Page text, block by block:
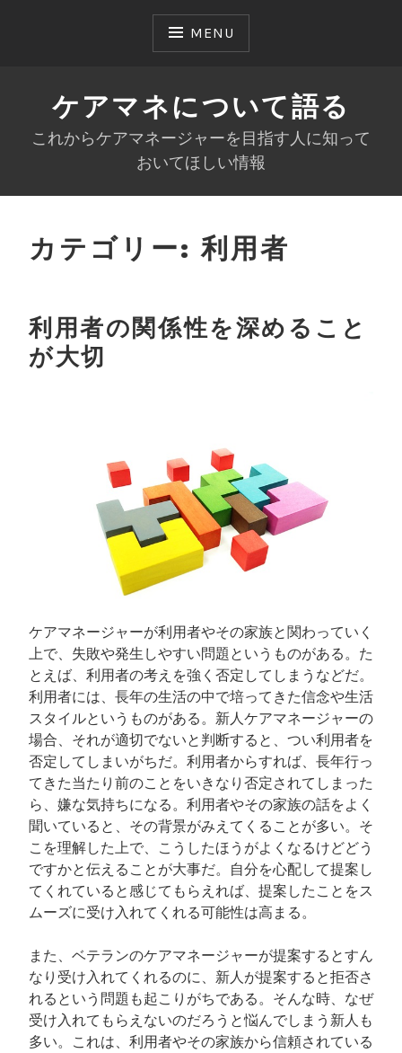
MENU
ケアマネについて語る
これからケアマネージャーを目指す人に知って
おいてほしい情報
カテゴリー:利用者
利用者の関係性を深めること
が大切
ケアマネージャーが利用者やその家族と関わっていく
上で、失敗や発生しやすい問題というものがある。た
とえば、利用者の考えを強く否定してしまうなどだ。
利用者には、長年の生活の中で培ってきた信念や生活
スタイルというものがある。新人ケアマネージャーの
場合、それが適切でないと判断すると、つい利用者を
否定してしまいがちだ。利用者からすれば、長年行っ
てきた当たり前のことをいきなり否定されてしまった
ら、嫌な気持ちになる。利用者やその家族の話をよく
聞いていると、その背景がみえてくることが多い。そ
こを理解した上で、こうしたほうがよくなるけどどう
ですかと伝えることが大事だ。自分を心配して提案し
てくれていると感じてもらえれば、提案したことをス
ムーズに受け入れてくれる可能性は高まる。
また、ベテランのケアマネージャーが提案するとすん
なり受け入れてくれるのに、新人が提案すると拒否さ
れるという問題も起こりがちである。そんな時、なぜ
受け入れてもらえないのだろうと悩んでしまう新人も
多い。これは、利用者やその家族から信頼されている